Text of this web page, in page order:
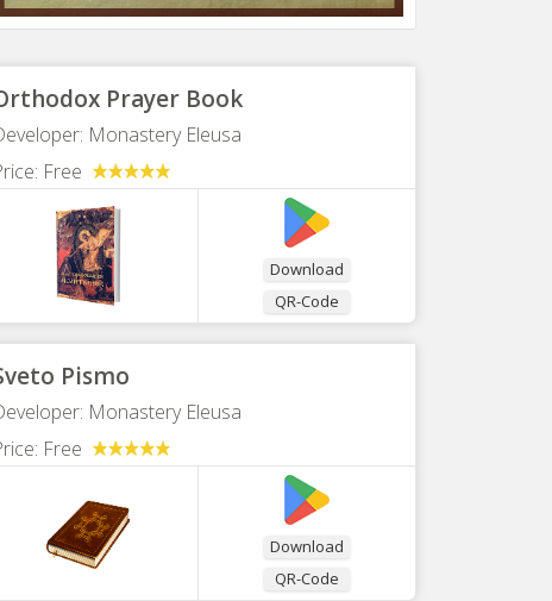
Download
QR-Code
Prayer Book
Monastery Eleusa
Free
Download
QR-Code
Pismo
Monastery Eleusa
Free